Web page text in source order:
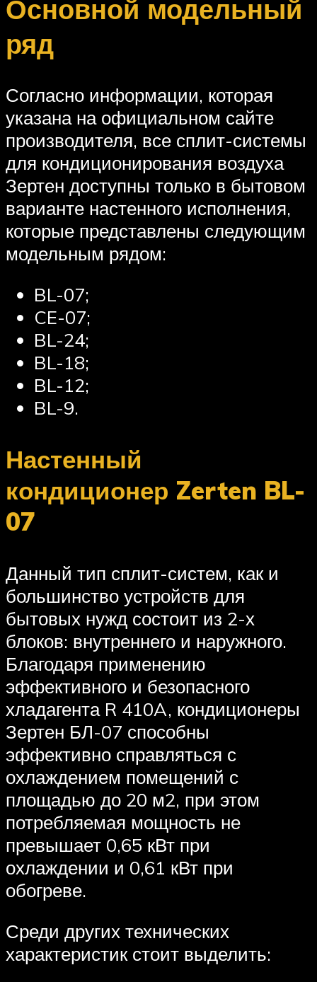
Основной модельный
ряд
Согласно информации, которая
указана на официальном сайте
производителя, все сплит-системы
для кондиционирования воздуха
Зертен доступны только в бытовом
варианте настенного исполнения,
которые представлены следующим
модельным рядом:
BL-07;
CE-07;
BL-24;
BL-18;
BL-12;
BL-9.
Настенный
кондиционер Zerten BL-
07
Данный тип сплит-систем, как и
большинство устройств для
бытовых нужд состоит из 2-х
блоков: внутреннего и наружного.
Благодаря применению
эффективного и безопасного
хладагента R 410A, кондиционеры
Зертен БЛ-07 способны
эффективно справляться с
охлаждением помещений с
площадью до 20 м2, при этом
потребляемая мощность не
превышает 0,65 кВт при
охлаждении и 0,61 кВт при
обогреве.
Среди других технических
характеристик стоит выделить: